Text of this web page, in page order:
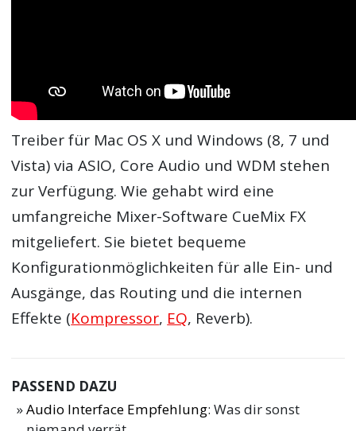
Treiber für Mac OS X und Windows (8, 7 und
Vista) via ASIO, Core Audio und WDM stehen
zur Verfügung. Wie gehabt wird eine
umfangreiche Mixer-Software CueMix FX
mitgeliefert. Sie bietet bequeme
Konfigurationmöglichkeiten für alle Ein- und
Ausgänge, das Routing und die internen
Effekte (Kompressor, EQ, Reverb).
PASSEND DAZU
Audio Interface Empfehlung: Was dir sonst